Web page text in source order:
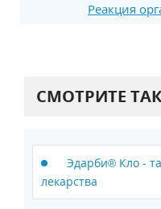
Реакция
СМОТРИТЕ
Эдарби® Кло -
лекарства